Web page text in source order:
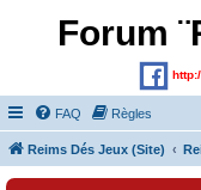
Forum
FAQ Règles
Reims Dés Jeux (Site)